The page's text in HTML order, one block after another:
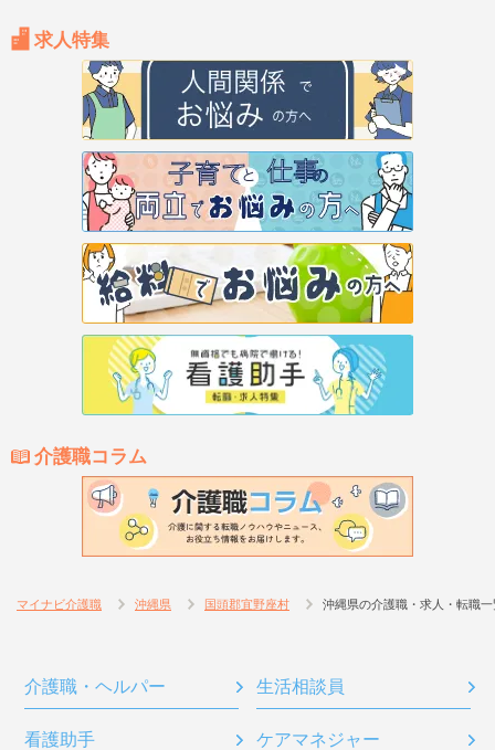
求人特集
介護職コラム
マイナビ介護職 沖縄県 国頭郡宜野座村 沖縄県の介護職・求人・転職一
介護職・ヘルパー 生活相談員
看護助手 ケアマネジャー